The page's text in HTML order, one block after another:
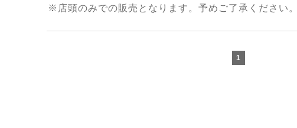
※店頭のみでの販売となります。 予めご了承ください
1